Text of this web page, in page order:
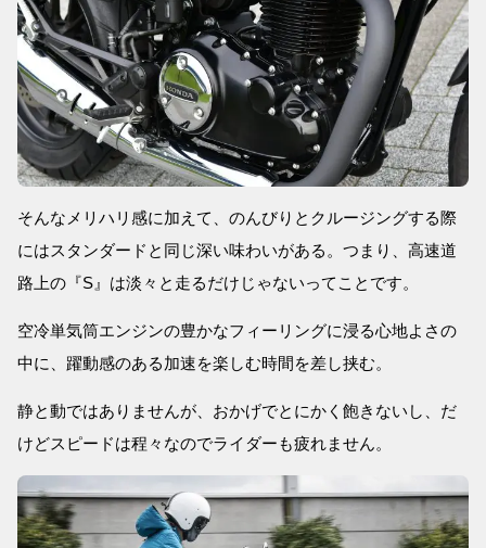
そんなメリハリ感に加えて、のんびりとクルージングする際
にはスタンダードと同じ深い味わいがある。つまり、高速道
路上の『S』は淡々と走るだけじゃないってことです。
空冷単気筒エンジンの豊かなフィーリングに浸る心地よさの
中に、躍動感のある加速を楽しむ時間を差し挟む。
静と動ではありませんが、おかげでとにかく飽きないし、だ
けどスピードは程々なのでライダーも疲れません。